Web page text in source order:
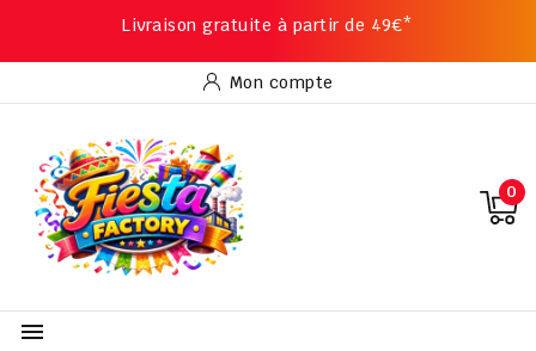
Livraison gratuite à partir de 49€*
Mon compte
0
